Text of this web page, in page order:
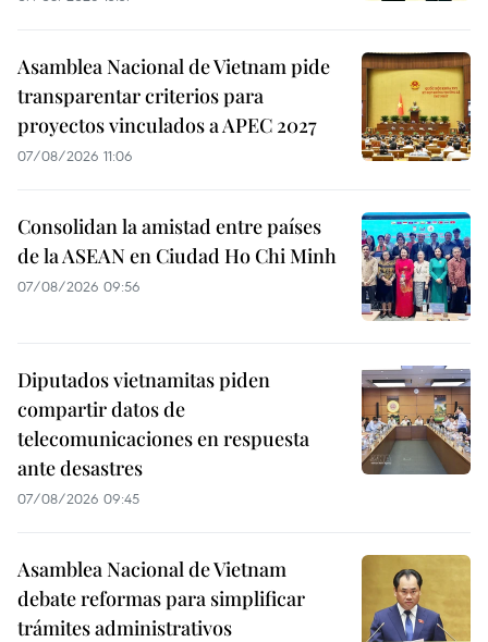
Asamblea Nacional de Vietnam pide
transparentar criterios para
proyectos vinculados a APEC 2027
07/08/2026 11:06
Consolidan la amistad entre países
de la ASEAN en Ciudad Ho Chi Minh
07/08/2026 09:56
Diputados vietnamitas piden
compartir datos de
telecomunicaciones en respuesta
ante desastres
07/08/2026 09:45
Asamblea Nacional de Vietnam
debate reformas para simplificar
trámites administrativos